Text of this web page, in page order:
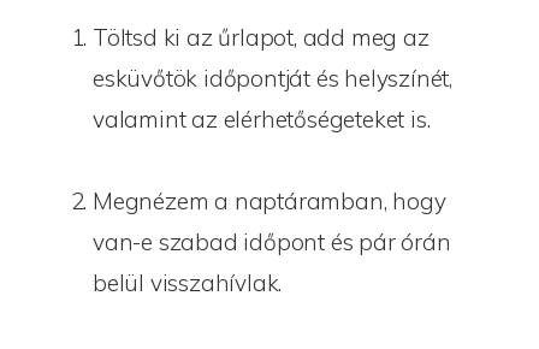
Töltsd ki az űrlapot, add meg az
esküvőtök időpontját és helyszínét,
valamint az elérhetőségeteket is.
Megnézem a naptáramban, hogy
van-e szabad időpont és pár órán
belül visszahívlak.